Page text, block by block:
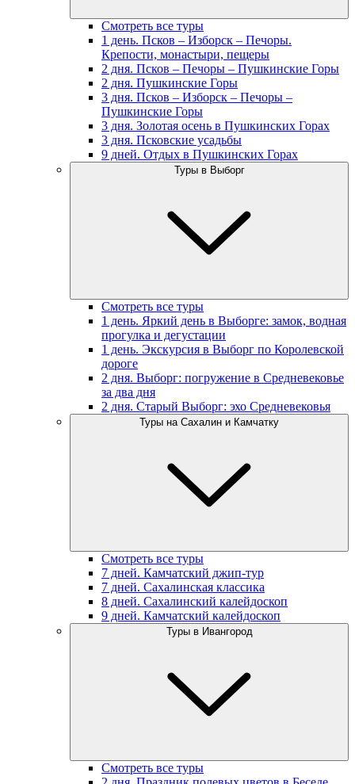
Смотреть все туры
1 день. Псков – Изборск – Печоры.
Крепости, монастыри, пещеры
2 дня. Псков – Печоры – Пушкинские Горы
2 дня. Пушкинские Горы
3 дня. Псков – Изборск – Печоры –
Пушкинские Горы
3 дня. Золотая осень в Пушкинских Горах
3 дня. Псковские усадьбы
9 дней. Отдых в Пушкинских Горах
Туры в Выборг
Смотреть все туры
1 день. Яркий день в Выборге: замок, водная
прогулка и дегустации
1 день. Экскурсия в Выборг по Королевской
дороге
2 дня. Выборг: погружение в Средневековье
за два дня
2 дня. Старый Выборг: эхо Средневековья
Туры на Сахалин и Камчатку
Смотреть все туры
7 дней. Камчатский джип-тур
7 дней. Сахалинская классика
8 дней. Сахалинский калейдоскоп
9 дней. Камчатский калейдоскоп
Туры в Ивангород
Смотреть все туры